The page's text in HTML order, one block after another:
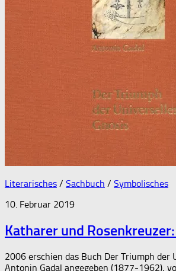
Literarisches / Sachbuch / Symbolisches
10. Februar 2019
Katharer und
2006 erschien das Buch Der Triumph der
Antonin Gadal angegeben (1877-1962),